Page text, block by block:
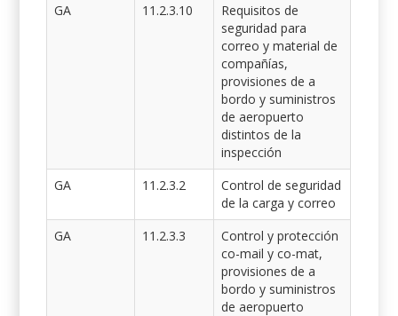
GA
11.2.3.10
Requisitos de
seguridad para
correo y material de
compañías,
provisiones de a
bordo y suministros
de aeropuerto
distintos de la
inspección
GA
11.2.3.2
Control de seguridad
de la carga y correo
GA
11.2.3.3
Control y protección
co-mail y co-mat,
provisiones de a
bordo y suministros
de aeropuerto